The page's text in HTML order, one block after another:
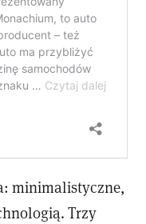
minimalistyczne,
Trzy